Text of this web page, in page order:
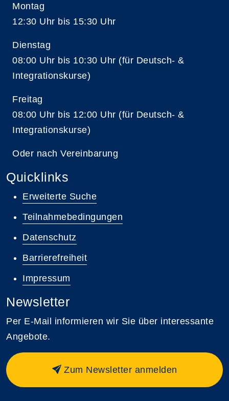
Montag
12:30 Uhr bis 15:30 Uhr
Dienstag
08:00 Uhr bis 10:30 Uhr (für Deutsch- &
Integrationskurse)
Freitag
08:00 Uhr bis 12:00 Uhr (für Deutsch- &
Integrationskurse)
Oder nach Vereinbarung
Quicklinks
Erweiterte Suche
Teilnahmebedingungen
Datenschutz
Barrierefreiheit
Impressum
Newsletter
Per E-Mail informieren wir Sie über interessante
Angebote.
Zum Newsletter anmelden